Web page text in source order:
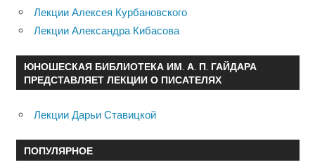
Лекции Алексея Курбановского
Лекции Александра Кибасова
ЮНОШЕСКАЯ БИБЛИОТЕКА ИМ. А. П. ГАЙДАРА
ПРЕДСТАВЛЯЕТ ЛЕКЦИИ О ПИСАТЕЛЯХ
Лекции Дарьи Ставицкой
ПОПУЛЯРНОЕ